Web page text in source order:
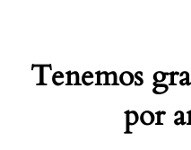
Tenemos
por